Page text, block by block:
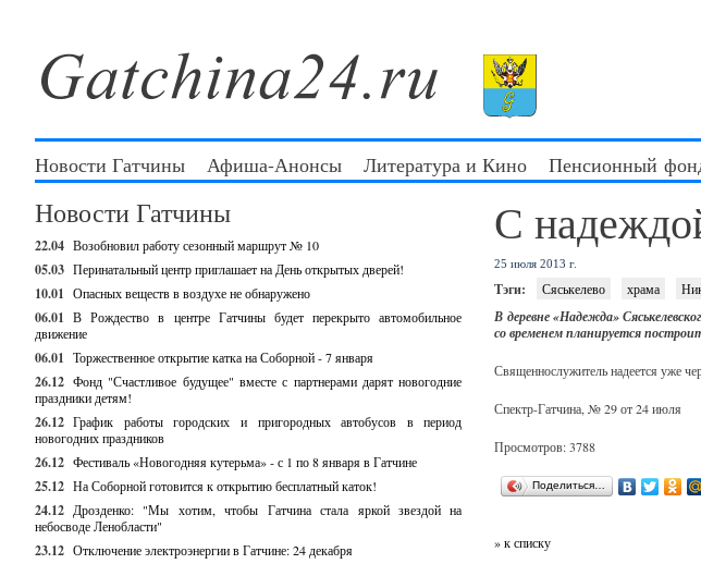
Новости Гатчины Афиша-Анонсы Литература и Кино Пенсионный
Новости Гатчины
22.04 Возобновил работу сезонный маршрут № 10
05.03 Перинатальный центр приглашает на День открытых дверей!
10.01 Опасных веществ в воздухе не обнаружено
06.01 В Рождество в центре Гатчины будет перекрыто автомобильное
движение
06.01 Торжественное открытие катка на Соборной - 7 января
26.12 Фонд "Счастливое будущее" вместе с партнерами дарят новогодние
праздники детям!
26.12 График работы городских и пригородных автобусов в период
новогодних праздников
26.12 Фестиваль «Новогодняя кутерьма» - с 1 по 8 января в Гатчине
25.12 На Соборной готовится к открытию бесплатный каток!
24.12 Дрозденко: "Мы хотим, чтобы Гатчина стала яркой звездой на
небосводе Ленобласти"
23.12 Отключение электроэнергии в Гатчине: 24 декабря
С
25 июля 2013 г.
Тэги: Сяськелево храма
В деревне «Надежда»
со временем планируется
Священнослужитель надеется уже
Спектр-Гатчина, № 29 от 24 июля
Просмотров: 3788
Поделиться…
» к списку